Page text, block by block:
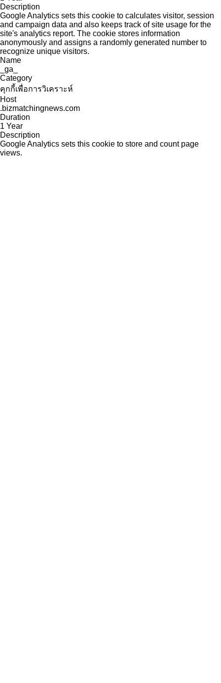
Description
Google Analytics sets this cookie to calculates visitor, session
and campaign data and also keeps track of site usage for the
site's analytics report. The cookie stores information
anonymously and assigns a randomly generated number to
recognize unique visitors.
Name
_ga_
Category
คุกกี้เพื่อการวิเคราะห์
Host
.bizmatchingnews.com
Duration
1 Year
Description
Google Analytics sets this cookie to store and count page
views.